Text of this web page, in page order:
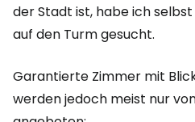
der Stadt ist, habe ich
auf den Turm gesucht.
Garantierte Zimmer mit
werden jedoch meist nur